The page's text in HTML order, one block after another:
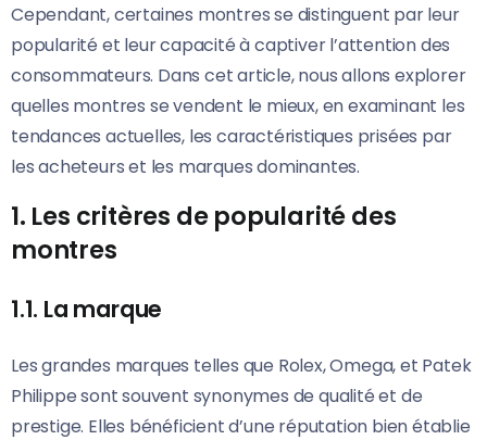
Cependant, certaines montres se distinguent par leur
popularité et leur capacité à captiver l’attention des
consommateurs. Dans cet article, nous allons explorer
quelles montres se vendent le mieux, en examinant les
tendances actuelles, les caractéristiques prisées par
les acheteurs et les marques dominantes.
1. Les critères de popularité des
montres
1.1. La marque
Les grandes marques telles que Rolex, Omega, et Patek
Philippe sont souvent synonymes de qualité et de
prestige. Elles bénéficient d’une réputation bien établie